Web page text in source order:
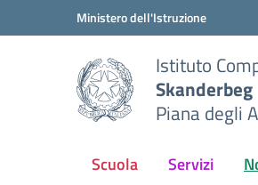
Vai ai contenuti
Vai al menu di navigazione
Ministero dell'Istruzione
Istituto
Skanderbeg
Piana degli
Scuola Servizi